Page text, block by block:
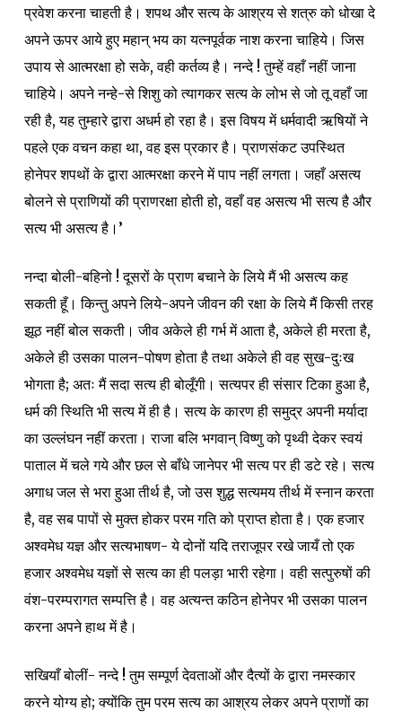
प्रवेश करना चाहती है। शपथ और सत्य के आश्रय से शत्रु को धोखा दे
अपने ऊपर आये हुए महान् भय का यत्नपूर्वक नाश करना चाहिये। जिस
उपाय से आत्मरक्षा हो सके, वही कर्तव्य है। नन्दे ! तुम्हें वहाँ नहीं जाना
चाहिये। अपने नन्हे-से शिशु को त्यागकर सत्य के लोभ से जो तू वहाँ जा
रही है, यह तुम्हारे द्वारा अधर्म हो रहा है। इस विषय में धर्मवादी ऋषियों ने
पहले एक वचन कहा था, वह इस प्रकार है। प्राणसंकट उपस्थित
होनेपर शपथों के द्वारा आत्मरक्षा करने में पाप नहीं लगता। जहाँ असत्य
बोलने से प्राणियों की प्राणरक्षा होती हो, वहाँ वह असत्य भी सत्य है और
सत्य भी असत्य है।’
नन्दा बोली-बहिनो ! दूसरों के प्राण बचाने के लिये मैं भी असत्य कह
सकती हूँ। किन्तु अपने लिये-अपने जीवन की रक्षा के लिये मैं किसी तरह
झूठ नहीं बोल सकती। जीव अकेले ही गर्भ में आता है, अकेले ही मरता है,
अकेले ही उसका पालन-पोषण होता है तथा अकेले ही वह सुख-दुःख
भोगता है; अतः मैं सदा सत्य ही बोलूँगी। सत्यपर ही संसार टिका हुआ है,
धर्म की स्थिति भी सत्य में ही है। सत्य के कारण ही समुद्र अपनी मर्यादा
का उल्लंघन नहीं करता। राजा बलि भगवान् विष्णु को पृथ्वी देकर स्वयं
पाताल में चले गये और छल से बाँधे जानेपर भी सत्य पर ही डटे रहे। सत्य
अगाध जल से भरा हुआ तीर्थ है, जो उस शुद्ध सत्यमय तीर्थ में स्नान करता
है, वह सब पापों से मुक्त होकर परम गति को प्राप्त होता है। एक हजार
अश्वमेध यज्ञ और सत्यभाषण- ये दोनों यदि तराजूपर रखे जायँ तो एक
हजार अश्वमेध यज्ञों से सत्य का ही पलड़ा भारी रहेगा। वही सत्पुरुषों की
वंश-परम्परागत सम्पत्ति है। वह अत्यन्त कठिन होनेपर भी उसका पालन
करना अपने हाथ में है।
सखियाँ बोलीं- नन्दे ! तुम सम्पूर्ण देवताओं और दैत्यों के द्वारा नमस्कार
करने योग्य हो; क्योंकि तुम परम सत्य का आश्रय लेकर अपने प्राणों का